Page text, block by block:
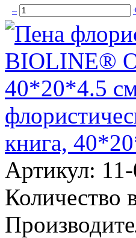
–
книга,
Артикул:
Количество